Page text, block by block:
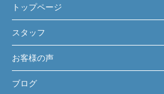
トップページ
スタッフ
お客様の声
ブログ